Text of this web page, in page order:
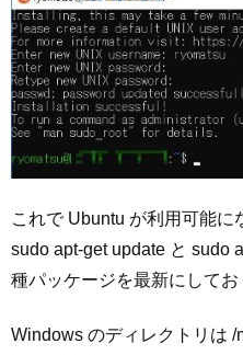
これで Ubuntu が利用可能に
sudo apt-get update と sudo
種パッケージを最新にしてお
Windows のディレクトリは /